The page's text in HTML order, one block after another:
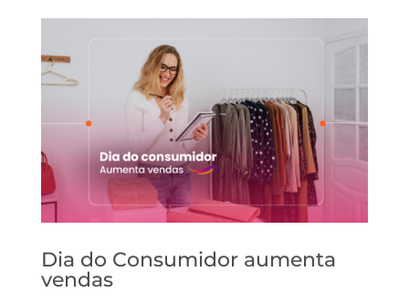
Dia do Consumidor aumenta
vendas